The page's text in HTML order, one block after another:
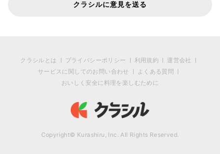
クラシルに意見を送る
クラシルとは プライバシーポリシー 利用規約
運営会社
サービスに関してのお問い合わせ
よくある質問
おいしく安全に料理を楽しむために
Copyright© Kurashiru, Inc. All Rights Reserved.